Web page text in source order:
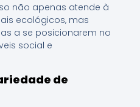
não apenas atende à
ecológicos, mas
a se posicionarem no
social e
de